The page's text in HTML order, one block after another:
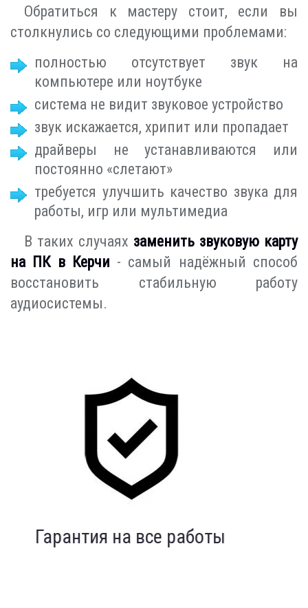
Обратиться к мастеру стоит, если вы
столкнулись со следующими проблемами:
полностью отсутствует звук на
компьютере или ноутбуке
система не видит звуковое устройство
звук искажается, хрипит или пропадает
драйверы не устанавливаются или
постоянно «слетают»
требуется улучшить качество звука для
работы, игр или мультимедиа
В таких случаях заменить звуковую карту
на ПК в Керчи - самый надёжный способ
восстановить стабильную работу
аудиосистемы.
Индивидуальный подход